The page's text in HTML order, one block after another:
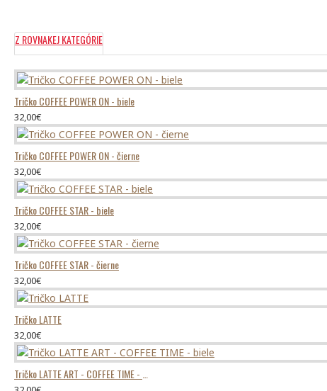
Spĺňa
- Oeko-tex
- Fair Wear
Gramáž: 200g
Z ROVNAKEJ KATEGÓRIE
Tričko COFFEE POWER ON - biele
32,00€
Tričko COFFEE POWER ON - čierne
32,00€
Tričko COFFEE STAR - biele
32,00€
Tričko COFFEE STAR - čierne
32,00€
Tričko LATTE
32,00€